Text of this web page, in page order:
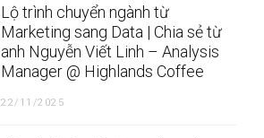
Lộ trình chuyển ngành từ
Marketing sang Data | Chia sẻ từ
anh Nguyễn Viết Linh – Analysis
Manager @ Highlands Coffee
22/11/2025